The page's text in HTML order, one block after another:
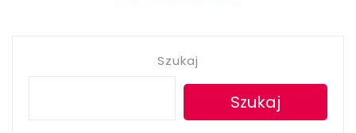
Szukaj
Szukaj